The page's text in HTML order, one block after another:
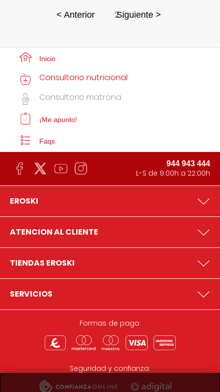
< Anterior 2Siguiente >
Inicio
Consultorio nutricional
Consultorio matrona
¡Me apunto!
Faqs
944 943 444
L-S de 9:00h a 22:00h
EROSKI
ATENCION AL CLIENTE
TIENDAS EROSKI
SERVICIOS
Formas de pago:
Seguridad y confianza: